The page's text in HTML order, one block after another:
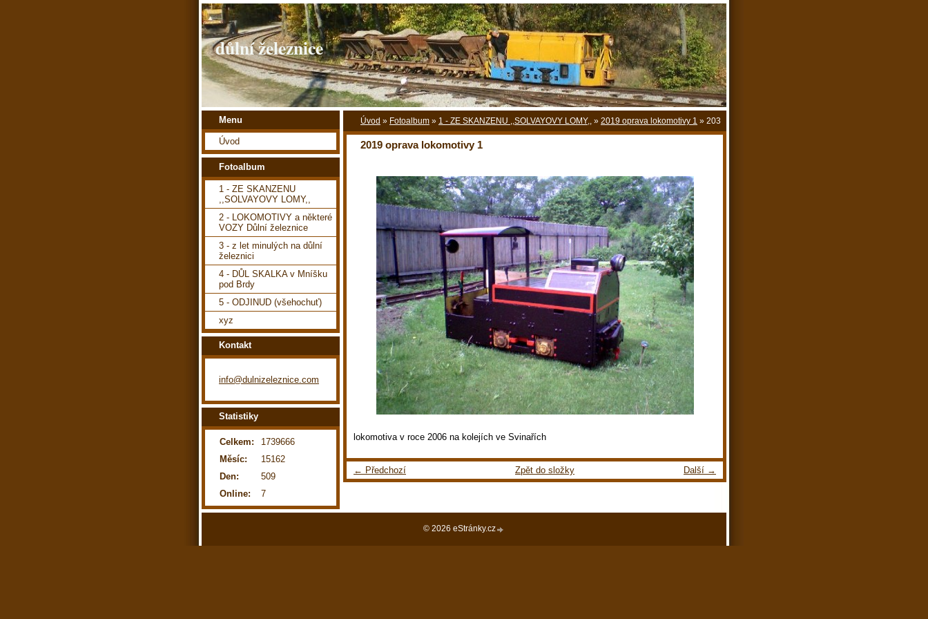
důlní železnice
Úvod » Fotoalbum » 1 - ZE SKANZENU ,,SOLVAYOVY LOMY,, » 2019 oprava lokomotivy 1 » 203
2019 oprava lokomotivy 1
lokomotiva v roce 2006 na kolejích ve Svinařích
← Předchozí Další →
Zpět do složky
Menu
Úvod
Fotoalbum
1 - ZE SKANZENU
,,SOLVAYOVY LOMY,,
2 - LOKOMOTIVY a některé
VOZY Důlní železnice
3 - z let minulých na důlní
železnici
4 - DŮL SKALKA v Mníšku
pod Brdy
5 - ODJINUD (všehochuť)
xyz
Kontakt
info@dulnizeleznice.com
Statistiky
Online: 7
Celkem:
1739666
Měsíc:
15162
Den:
509
© 2026 eStránky.cz